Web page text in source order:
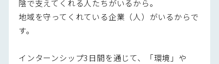
陰で支えてくれる人たちがいるから。
地域を守ってくれている企業（人）がいるからで
す。
インターンシップ3日間を通じて、「環境」や